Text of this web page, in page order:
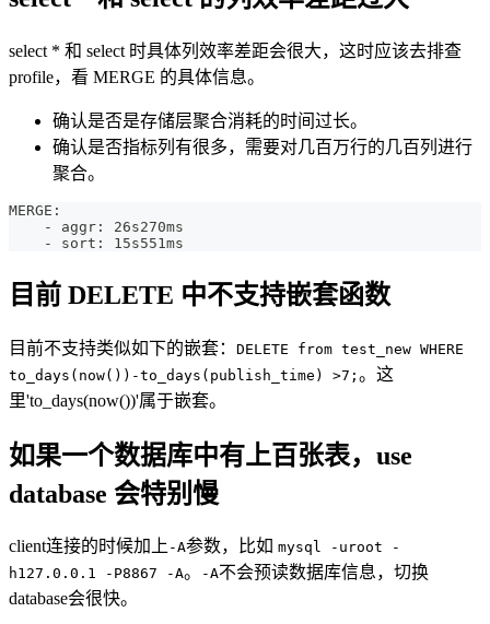
select * 和 select 时具体列效率差距会很大，这时应该去排查
profile，看 MERGE 的具体信息。
确认是否是存储层聚合消耗的时间过长。
确认是否指标列有很多，需要对几百万行的几百列进行
聚合。
MERGE:
    - aggr: 26s270ms
    - sort: 15s551ms
目前 DELETE 中不支持嵌套函数
目前不支持类似如下的嵌套： DELETE from test_new WHERE
to_days(now())-to_days(publish_time) >7; 。这
里'to_days(now())'属于嵌套。
如果一个数据库中有上百张表，use
database 会特别慢
client连接的时候加上 -A参数，比如 mysql -uroot -
h127.0.0.1 -P8867 -A。 -A不会预读数据库信息，切换
database会很快。